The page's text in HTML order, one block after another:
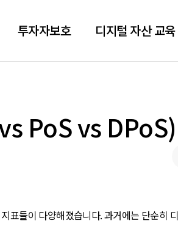
투자자보호 디지털 자산 교육
PoS vs DPoS)
표들이 다양해졌습니다. 과거에는 단순히